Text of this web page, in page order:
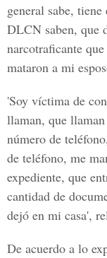
general sabe,
DLCN saben, que
narcotraficante
mataron a mi
'Soy víctima de
llaman, que
número de
de teléfono, me
expediente, que
cantidad de
dejó en mi casa',
De acuerdo a lo